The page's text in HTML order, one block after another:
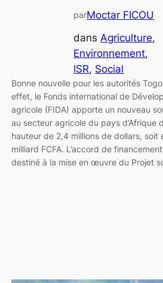
parMoctar FICOU
dansAgriculture
Environnement
ISR, Social
Bonne nouvelle pour les autorités
effet, le Fonds international de
agricole (FIDA) apporte un nouveau
au secteur agricole du pays d’Afrique
hauteur de 2,4 millions de dollars, soit
milliard FCFA. L’accord de
destiné à la mise en œuvre du Projet